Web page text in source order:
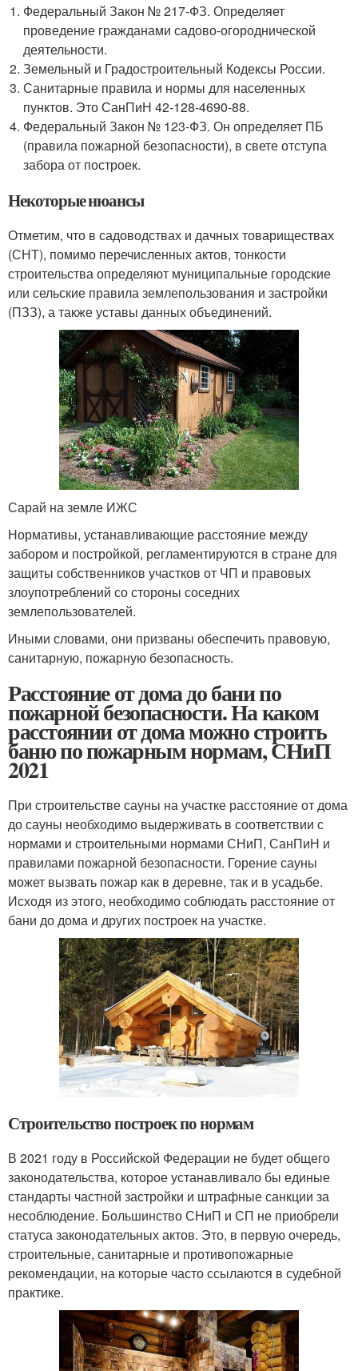
Федеральный Закон № 217-ФЗ. Определяет
проведение гражданами садово-огороднической
деятельности.
Земельный и Градостроительный Кодексы России.
Санитарные правила и нормы для населенных
пунктов. Это СанПиН 42-128-4690-88.
Федеральный Закон № 123-ФЗ. Он определяет ПБ
(правила пожарной безопасности), в свете отступа
забора от построек.
Некоторые нюансы
Отметим, что в садоводствах и дачных товариществах
(СНТ), помимо перечисленных актов, тонкости
строительства определяют муниципальные городские
или сельские правила землепользования и застройки
(ПЗЗ), а также уставы данных объединений.
Сарай на земле ИЖС
Нормативы, устанавливающие расстояние между
забором и постройкой, регламентируются в стране для
защиты собственников участков от ЧП и правовых
злоупотреблений со стороны соседних
землепользователей.
Иными словами, они призваны обеспечить правовую,
санитарную, пожарную безопасность.
Расстояние от дома до бани по
пожарной безопасности. На каком
расстоянии от дома можно строить
баню по пожарным нормам, СНиП
2021
При строительстве сауны на участке расстояние от дома
до сауны необходимо выдерживать в соответствии с
нормами и строительными нормами СНиП, СанПиН и
правилами пожарной безопасности. Горение сауны
может вызвать пожар как в деревне, так и в усадьбе.
Исходя из этого, необходимо соблюдать расстояние от
бани до дома и других построек на участке.
Строительство построек по нормам
В 2021 году в Российской Федерации не будет общего
законодательства, которое устанавливало бы единые
стандарты частной застройки и штрафные санкции за
несоблюдение. Большинство СНиП и СП не приобрели
статуса законодательных актов. Это, в первую очередь,
строительные, санитарные и противопожарные
рекомендации, на которые часто ссылаются в судебной
практике.